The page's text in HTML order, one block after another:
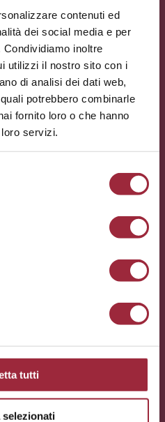
contenuti ed
dei social media e per
inoltre
utilizzi il nostro sito con i
di analisi dei dati web,
potrebbero combinarle
fornito loro o che hanno
servizi.
tutti
selezionati